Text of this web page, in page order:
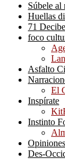
Súbele al
Huellas
71
foco
Asfalto
El
Inspírate
Instinto
Des-